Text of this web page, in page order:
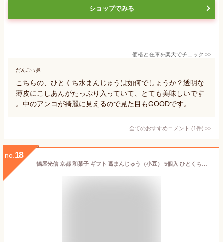
ショップでみる
価格と在庫を楽天でチェック >>
だんごっ鼻
こちらの、ひとくち水まんじゅうは如何でしょうか？透明な
薄皮にこしあんがたっぷり入っていて、とても美味しいです
。中のアンコが綺麗に見えるので見た目もGOODです。
全てのおすすめコメント (1件) >
no. 18
鶴屋光信 京都 和菓子 ギフト 葛まんじゅう（小豆） 5個入 ひとくちサイズの京都のお菓子